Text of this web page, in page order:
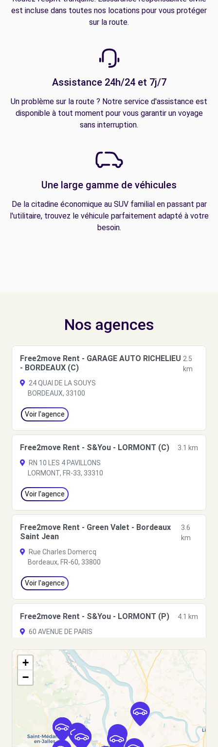
est incluse dans toutes nos locations pour vous protéger
sur la route.
Assistance 24h/24 et 7j/7
Un problème sur la route ? Notre service d'assistance est
disponible à tout moment pour vous garantir un voyage
sans interruption.
Une large gamme de véhicules
De la citadine économique au SUV familial en passant par
l'utilitaire, trouvez le véhicule parfaitement adapté à votre
besoin.
Nos agences
Free2move Rent - GARAGE AUTO RICHELIEU
- BORDEAUX (C)
2.5
km
24 QUAI DE LA SOUYS
BORDEAUX, 33100
Voir l'agence
Free2move Rent - S&You - LORMONT (C)
3.1 km
RN 10 LES 4 PAVILLONS
LORMONT, FR-33, 33310
Voir l'agence
Free2move Rent - Green Valet - Bordeaux
Saint Jean
3.6
km
Rue Charles Domercq
Bordeaux, FR-60, 33800
Voir l'agence
Free2move Rent - S&You - LORMONT (P)
4.1 km
60 AVENUE DE PARIS
Voir l'agence
Free2move Rent - ESTELA LOCATION -
BORDEAUX
13 RUE NEWTON
TRESSES, 33370
+
−